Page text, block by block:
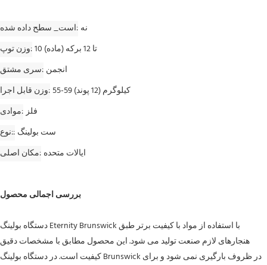
است_ سطح داده شده نه
وزن توپ
10 تا 12 برکه (ماده)
سری مشتق انجمن
وزن قابل اجرا
55-59 کیلوگرم (12 پوند)
موادی فلز
نوع: ست بولینگ
مکان اصلی ایالات متحده
بررسی اجمالی محصول
دستگاه بولینگ Eternity Brunswick با استفاده از مواد با کیفیت برتر طبق
هنجارهای لازم صنعت تولید می شود. این محصول مطابق با مشخصات دقیق
کیفیت است. در دستگاه بولینگ Brunswick در ظروف بارگیری نمی شود و برای